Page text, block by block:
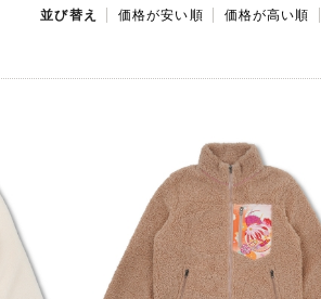
並び替え 価格が安い順 価格が高い順